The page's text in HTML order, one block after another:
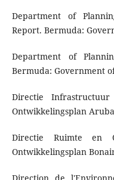
Department of
Report. Bermuda:
Department of
Bermuda: Government
Directie
Ontwikkelingsplan
Directie Ruimte en
Ontwikkelingsplan